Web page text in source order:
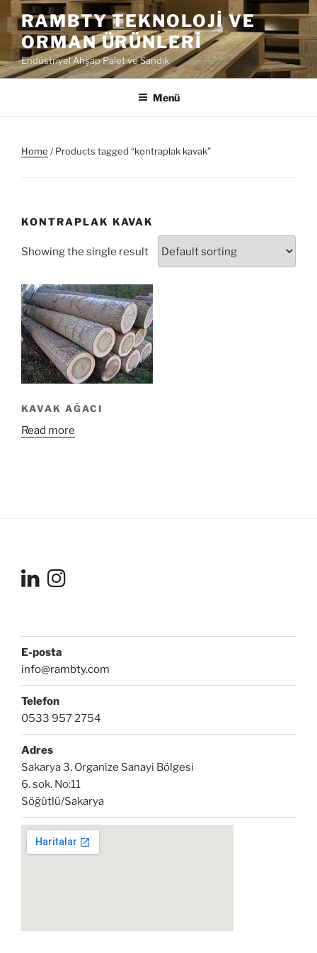
İçeriğe
geç RAMBTY TEKNOLOJI VE
ORMAN ÜRÜNLERI
Endüstriyel Ahşap Palet ve Sandık
Menü
Home / Products tagged “kontraplak kavak”
KONTRAPLAK KAVAK
Showing the single result
KAVAK AĞACI
Read more
E-posta
info@rambty.com
Telefon
0533 957 2754
Adres
Sakarya 3. Organize Sanayi Bölgesi
6. sok. No:11
Söğütlü/Sakarya